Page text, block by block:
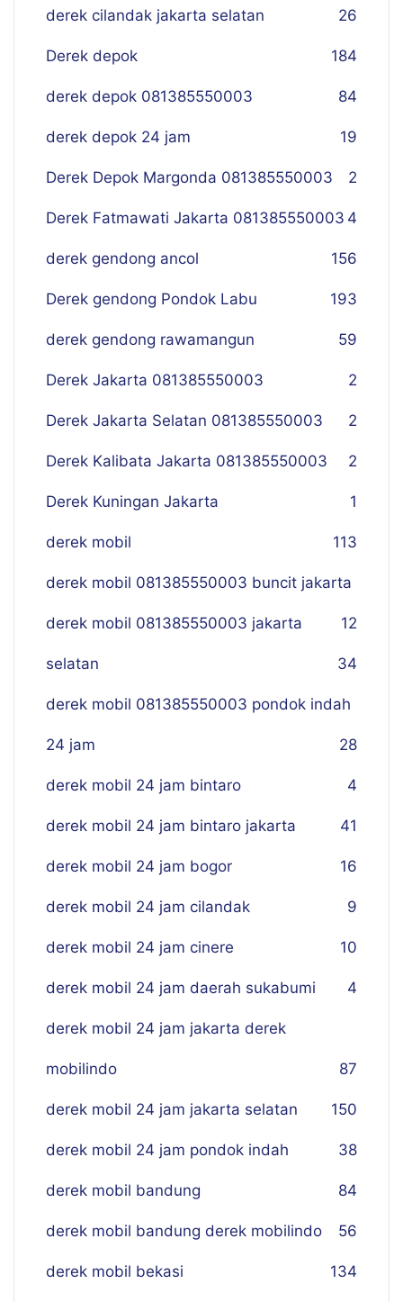
derek cilandak jakarta selatan 26
Derek depok 184
derek depok 081385550003 84
derek depok 24 jam 19
Derek Depok Margonda 081385550003 2
Derek Fatmawati Jakarta 081385550003 4
derek gendong ancol 156
Derek gendong Pondok Labu 193
derek gendong rawamangun 59
Derek Jakarta 081385550003 2
Derek Jakarta Selatan 081385550003 2
Derek Kalibata Jakarta 081385550003 2
Derek Kuningan Jakarta 1
derek mobil 113
derek mobil 081385550003 buncit jakarta
12
derek mobil 081385550003 jakarta
selatan 34
derek mobil 081385550003 pondok indah
24 jam 28
derek mobil 24 jam bintaro 4
derek mobil 24 jam bintaro jakarta 41
derek mobil 24 jam bogor 16
derek mobil 24 jam cilandak 9
derek mobil 24 jam cinere 10
derek mobil 24 jam daerah sukabumi 4
derek mobil 24 jam jakarta derek
mobilindo 87
derek mobil 24 jam jakarta selatan 150
derek mobil 24 jam pondok indah 38
derek mobil bandung 84
derek mobil bandung derek mobilindo 56
derek mobil bekasi 134